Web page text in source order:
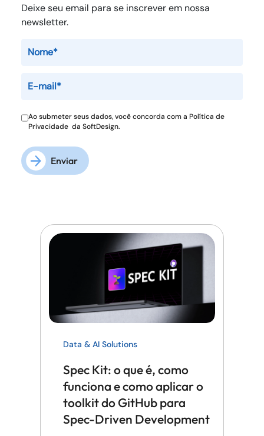
Deixe seu email para se inscrever em nossa
newsletter.
Ao submeter seus dados, você concorda com a Política de
Privacidade da SoftDesign.
Enviar
Data & AI Solutions
Spec Kit: o que é, como
funciona e como aplicar o
toolkit do GitHub para
Spec-Driven Development